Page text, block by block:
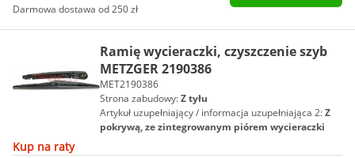
Darmowa dostawa od 250 zł
Ramię wycieraczki, czyszczenie szyb
METZGER 2190386
MET2190386
Strona zabudowy:Z tyłu
Artykuł uzupełniający / informacja uzupełniająca 2:Z
pokrywą, ze zintegrowanym piórem wycieraczki
Kup na raty